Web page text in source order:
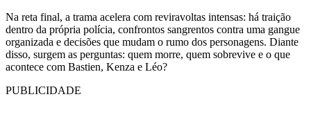
Na reta final, a trama acelera com reviravoltas intensas: há traição
dentro da própria polícia, confrontos sangrentos contra uma gangue
organizada e decisões que mudam o rumo dos personagens. Diante
disso, surgem as perguntas: quem morre, quem sobrevive e o que
acontece com Bastien, Kenza e Léo?
PUBLICIDADE